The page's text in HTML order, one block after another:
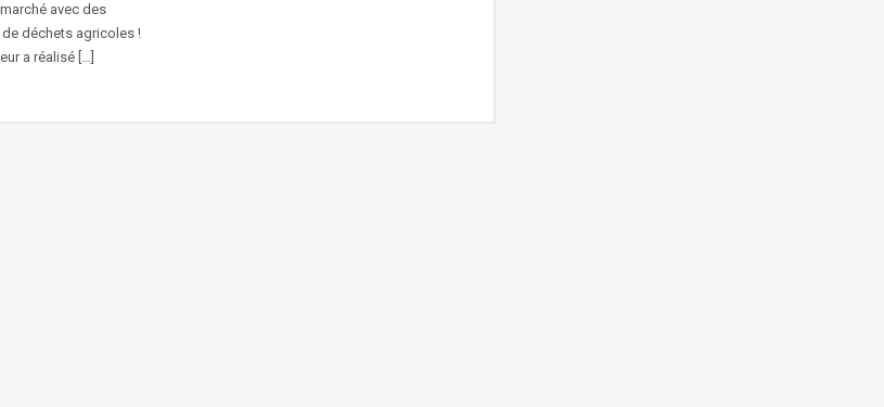
avec des
déchets agricoles !
a réalisé […]